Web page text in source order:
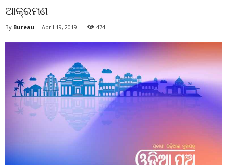
ଆକ୍ରମଣ
By Bureau - April 19, 2019 474